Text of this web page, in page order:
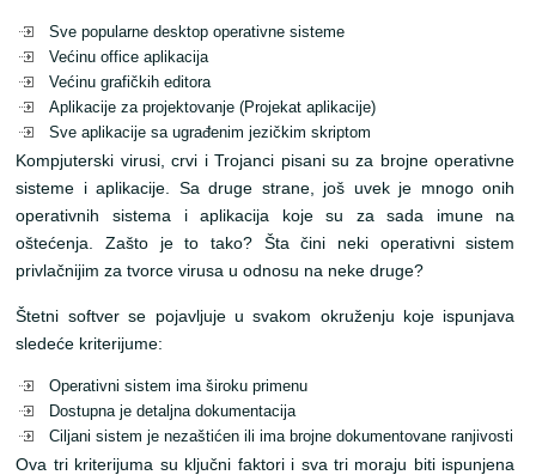
Sve popularne desktop operativne sisteme
Većinu office aplikacija
Većinu grafičkih editora
Aplikacije za projektovanje (Projekat aplikacije)
Sve aplikacije sa ugrađenim jezičkim skriptom
Kompjuterski virusi, crvi i Trojanci pisani su za brojne operativne
sisteme i aplikacije. Sa druge strane, još uvek je mnogo onih
operativnih sistema i aplikacija koje su za sada imune na
oštećenja. Zašto je to tako? Šta čini neki operativni sistem
privlačnijim za tvorce virusa u odnosu na neke druge?
Štetni softver se pojavljuje u svakom okruženju koje ispunjava
sledeće kriterijume:
Operativni sistem ima široku primenu
Dostupna je detaljna dokumentacija
Ciljani sistem je nezaštićen ili ima brojne dokumentovane ranjivosti
Ova tri kriterijuma su ključni faktori i sva tri moraju biti ispunjena